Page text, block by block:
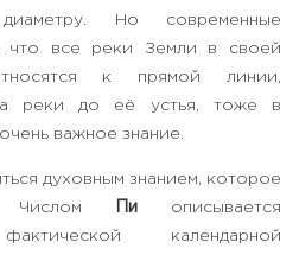
Но современные
что все реки Земли в своей
к прямой линии,
реки до её устья, тоже в
очень важное знание.
духовным знанием, которое
Числом
Пиописывается
календарной